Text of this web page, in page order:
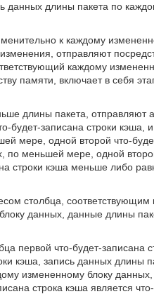
данных длины пакета по
к каждому
отправляют
каждому
памяти, включает в себя
длины пакета, отправляют
будет-записана строки кэша,
мере, одной второй что-
по меньшей мере, одной
строки кэша меньше либо
столбца, соответствующим
данных, данные длины
первой что-будет-записана
кэша, запись данных длины
измененному блоку
строка кэша является